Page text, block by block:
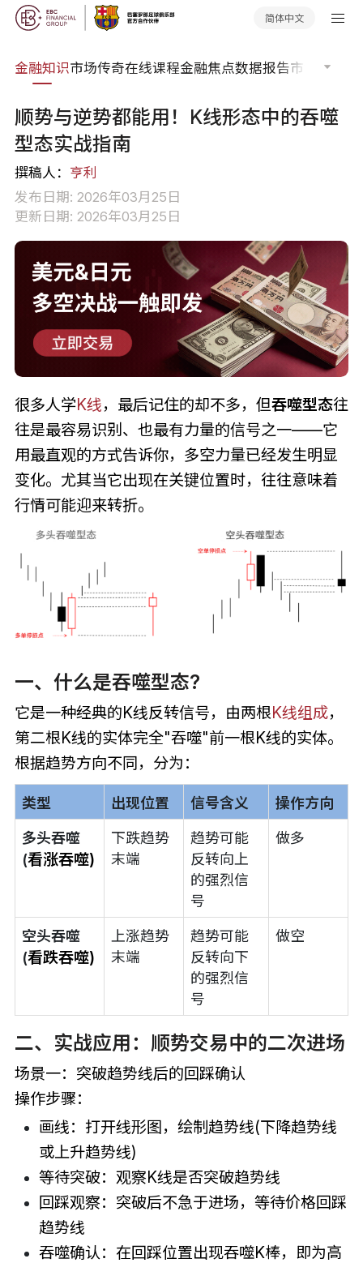
简体中文
金融知识市场传奇在线课程金融焦点数据报告市场分析
顺势与逆势都能用！K线形态中的吞噬
型态实战指南
撰稿人： 亨利
发布日期: 2026年03月25日
更新日期: 2026年03月25日
很多人学K线，最后记住的却不多，但吞噬型态往
往是最容易识别、也最有力量的信号之一——它
用最直观的方式告诉你，多空力量已经发生明显
变化。尤其当它出现在关键位置时，往往意味着
行情可能迎来转折。
一、什么是吞噬型态?
它是一种经典的K线反转信号，由两根K线组成，
第二根K线的实体完全"吞噬"前一根K线的实体。
根据趋势方向不同，分为：
类型 出现位置 信号含义 操作方向
多头吞噬
(看涨吞噬)
下跌趋势
末端
趋势可能
反转向上
的强烈信
号
做多
空头吞噬
(看跌吞噬)
上涨趋势
末端
趋势可能
反转向下
的强烈信
号
做空
二、实战应用：顺势交易中的二次进场
场景一：突破趋势线后的回踩确认
操作步骤：
画线：打开线形图，绘制趋势线(下降趋势线
或上升趋势线)
等待突破：观察K线是否突破趋势线
回踩观察：突破后不急于进场，等待价格回踩
趋势线
吞噬确认：在回踩位置出现吞噬K棒，即为高